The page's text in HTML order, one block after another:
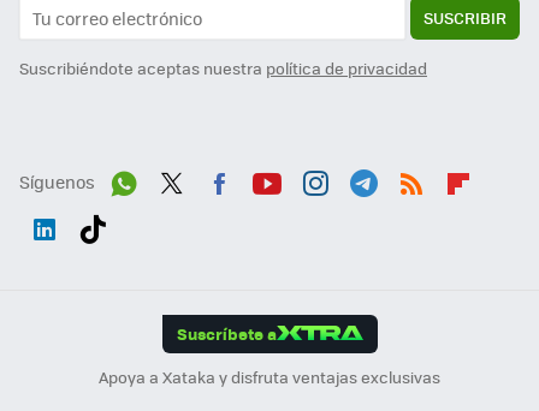
SUSCRIBIR
Suscribiéndote aceptas nuestra política de privacidad
Síguenos
Suscríbete a
Apoya a Xataka y disfruta ventajas exclusivas